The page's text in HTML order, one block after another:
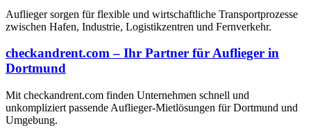
Auflieger sorgen für flexible und wirtschaftliche Transportprozesse
zwischen Hafen, Industrie, Logistikzentren und Fernverkehr.
checkandrent.com – Ihr Partner für Auflieger in
Dortmund
Mit checkandrent.com finden Unternehmen schnell und
unkompliziert passende Auflieger-Mietlösungen für Dortmund und
Umgebung.